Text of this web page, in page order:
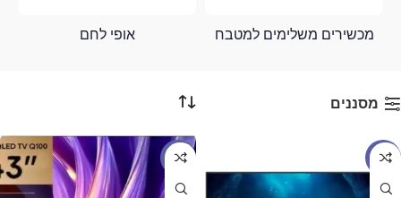
מכשירים משלימים למטבח אופי לחם
מסננים
מבצע מבצע